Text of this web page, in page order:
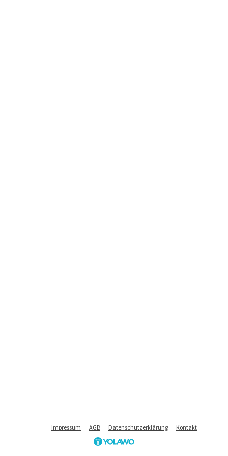
Impressum AGB Datenschutzerklärung Kontakt